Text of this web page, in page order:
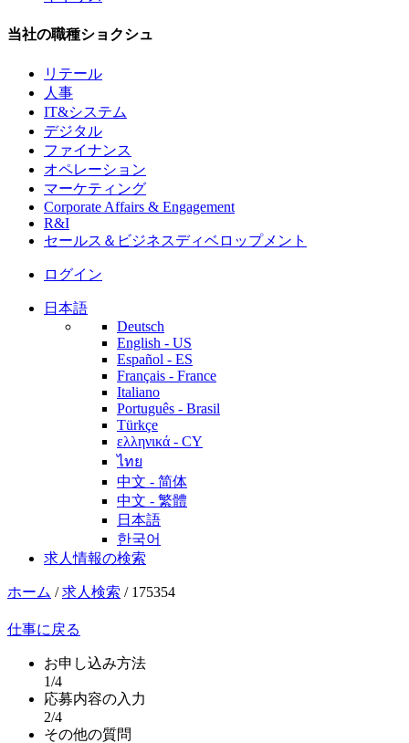
当社の職種ショクシュ
リテール
人事
IT&システム
デジタル
ファイナンス
オペレーション
マーケティング
Corporate Affairs & Engagement
R&I
セールス＆ビジネスディベロップメント
ログイン
日本語
Deutsch
English - US
Español - ES
Français - France
Italiano
Português - Brasil
Türkçe
ελληνικά - CY
ไทย
中文 - 简体
中文 - 繁體
日本語
한국어
求人情報の検索
ホーム /求人検索 / 175354
仕事に戻る
お申し込み方法
1/4
応募内容の入力
2/4
その他の質問